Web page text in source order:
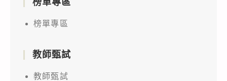
榜單專區
教師甄試
教師甄試